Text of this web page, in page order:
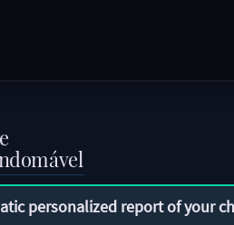
personalized report of your